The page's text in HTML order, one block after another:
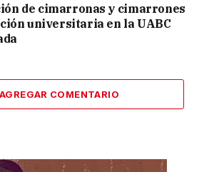
de cimarronas y cimarrones
universitaria en la UABC
AGREGAR COMENTARIO